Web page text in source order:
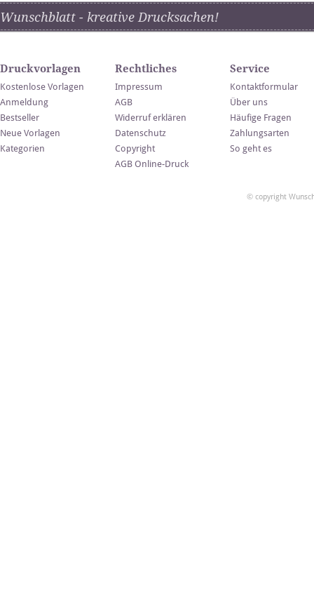
Wunschblatt - kreative Drucksachen!
Druckvorlagen
Kostenlose Vorlagen
Anmeldung
Bestseller
Neue Vorlagen
Kategorien
Rechtliches
Impressum
AGB
Widerruf erklären
Datenschutz
Copyright
AGB Online-Druck
Service
Kontaktformular
Über uns
Häufige Fragen
Zahlungsarten
So geht es
© copyright